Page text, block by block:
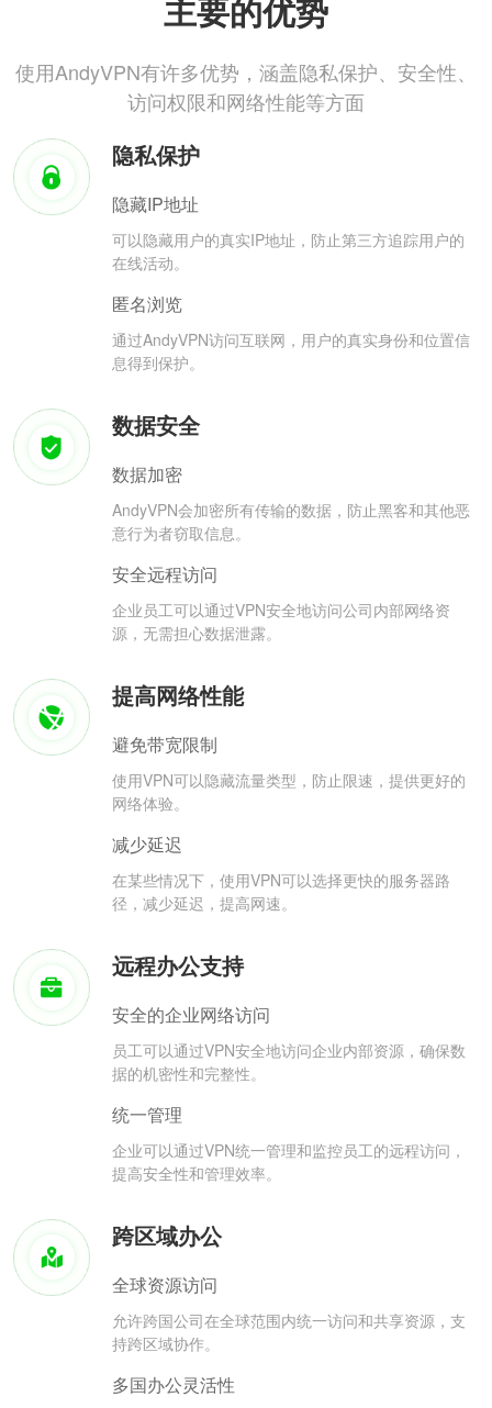
主要的优势
使用AndyVPN有许多优势，涵盖隐私保护、安全性、
访问权限和网络性能等方面
隐私保护
隐藏IP地址
可以隐藏用户的真实IP地址，防止第三方追踪用户的
在线活动。
匿名浏览
通过AndyVPN访问互联网，用户的真实身份和位置信
息得到保护。
数据安全
数据加密
AndyVPN会加密所有传输的数据，防止黑客和其他恶
意行为者窃取信息。
安全远程访问
企业员工可以通过VPN安全地访问公司内部网络资
源，无需担心数据泄露。
提高网络性能
避免带宽限制
使用VPN可以隐藏流量类型，防止限速，提供更好的
网络体验。
减少延迟
在某些情况下，使用VPN可以选择更快的服务器路
径，减少延迟，提高网速。
远程办公支持
安全的企业网络访问
员工可以通过VPN安全地访问企业内部资源，确保数
据的机密性和完整性。
统一管理
企业可以通过VPN统一管理和监控员工的远程访问，
提高安全性和管理效率。
跨区域办公
全球资源访问
允许跨国公司在全球范围内统一访问和共享资源，支
持跨区域协作。
多国办公灵活性